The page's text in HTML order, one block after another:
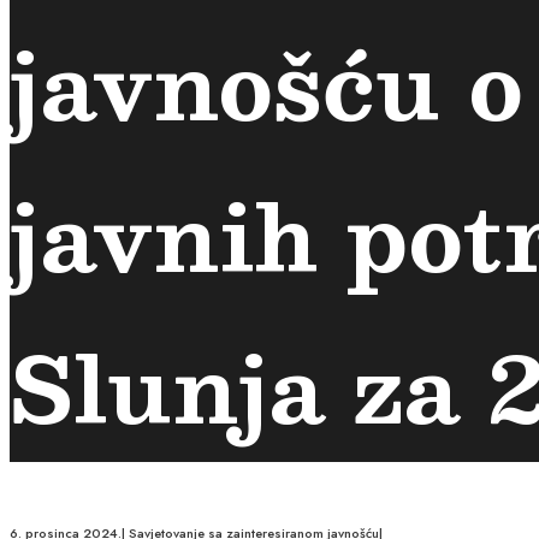
javnošću
javnih
Slunja za
6. prosinca 2024.| Savjetovanje sa zainteresiranom javnošću|